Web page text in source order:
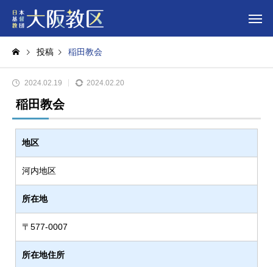
投稿 稲田教会
2024.02.19 2024.02.20
稲田教会
地区
河内地区
所在地
〒577-0007
所在地住所